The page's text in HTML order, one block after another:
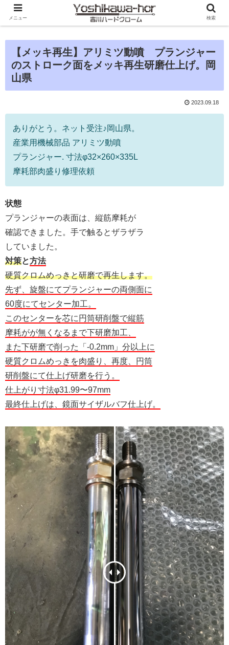
【メッキ再生】アリミツ動噴 プランジャー
のストローク面をメッキ再生研磨仕上げ。岡
山県
2023.09.18
ありがとう。ネット受注♪岡山県。
産業用機械部品 アリミツ動噴
プランジャー. 寸法φ32×260×335L
摩耗部肉盛り修理依頼
状態
プランジャーの表面は、縦筋摩耗が
確認できました。手で触るとザラザラ
していました。
対策と方法
硬質クロムめっきと研磨で再生します。
先ず、旋盤にてプランジャーの両側面に
60度にてセンター加工。
このセンターを芯に円筒研削盤で縦筋
摩耗がが無くなるまで下研磨加工、
また下研磨で削った「-0.2mm」分以上に
硬質クロムめっきを肉盛り、再度、円筒
研削盤にて仕上げ研磨を行う。
仕上がり寸法φ31.99〜97mm
最終仕上げは、鏡面サイザルバフ仕上げ。
メニュー 検索